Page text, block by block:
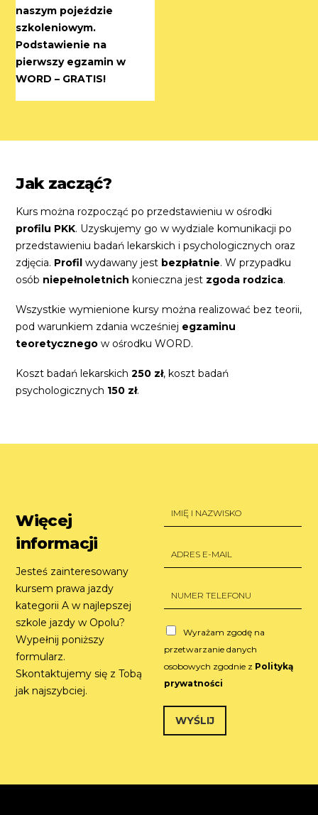
naszym pojeździe
szkoleniowym.
Podstawienie na
pierwszy egzamin w
WORD – GRATIS!
Jak zacząć?
Kurs można rozpocząć po przedstawieniu w ośrodki
profilu PKK. Uzyskujemy go w wydziale komunikacji po
przedstawieniu badań lekarskich i psychologicznych oraz
zdjęcia. Profil wydawany jest bezpłatnie. W przypadku
osób niepełnoletnich konieczna jest zgoda rodzica.
Wszystkie wymienione kursy można realizować bez teorii,
pod warunkiem zdania wcześniej egzaminu
teoretycznego w ośrodku WORD.
Koszt badań lekarskich250 zł, koszt badań
psychologicznych 150 zł.
Więcej
informacji
Jesteś zainteresowany
kursem prawa jazdy
kategorii A w najlepszej
szkole jazdy w Opolu?
Wypełnij poniższy
formularz.
Skontaktujemy się z Tobą
jak najszybciej.
m
i
n
w
s
k
r
e
-
m
a
*
m
e
r
t
e
e
f
C
e
c
k
o
e
Wyrażam zgodę na
przetwarzanie danych
osobowych zgodnie z Polityką
prywatności
WYŚLIJ